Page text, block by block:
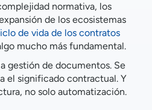
normativa, los
de los ecosistemas
de vida de los contratos
mucho más fundamental.
gestión de documentos. Se
el significado contractual. Y
no solo automatización.